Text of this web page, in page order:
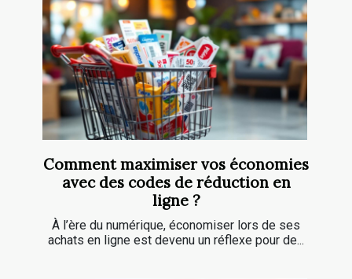
Comment maximiser vos économies
avec des codes de réduction en
ligne ?
À l’ère du numérique, économiser lors de ses
achats en ligne est devenu un réflexe pour de...